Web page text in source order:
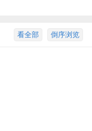
倒序浏览
看全部